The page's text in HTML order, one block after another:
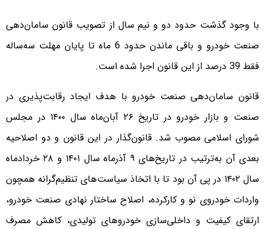
با وجود گذشت حدود دو و نیم سال از تصویب قانون سامان‌دهی
صنعت خودرو و باقی ماندن حدود 6 ماه تا پایان مهلت سه‌ساله
فقط 39 درصد از این قانون اجرا شده است.
قانون سامان‌دهی صنعت خودرو با هدف ایجاد رقابت‌پذیری در
صنعت و بازار خودرو در تاریخ ۲۶ آبان‌ماه سال ۱۴۰۰ در مجلس
شورای اسلامی مصوب شد. قانون‌گذار در این قانون و دو اصلاحیه
بعدی آن به‌ترتیب در تاریخ‌های ۹ آذرماه سال ۱۴۰۱ و ۲۸ خردادماه
سال ۱۴۰۲ در پی آن بود تا با اتخاذ سیاست‌های تنظیم‌گرانه همچون
واردات خودروی نو و کارکرده، اصلاح ساختار نهادی صنعت خودرو،
ارتقای کیفیت و داخلی‌سازی خودروهای تولیدی، کاهش مصرف